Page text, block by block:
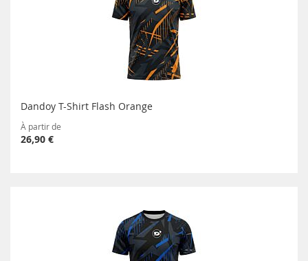
Dandoy T-Shirt Flash Orange
À partir de
26,90 €